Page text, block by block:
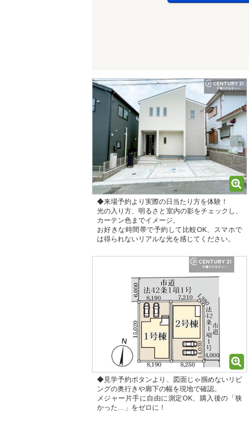
◆来場予約より実際の日当たり方を体験！
光の入り方、明るさと室内の影をチェックし、
カーテン色までイメージ。
お好きな時間帯で予約して比較OK、スマホで
は得られないリアルな光を感じてください。
◆見学予約ボタンより、図面じゃ掴めないリビ
ングの奥行きや廊下の幅を現地で確認。
メジャー片手に自由に測定OK、購入後の「狭
かった…」をゼロに！